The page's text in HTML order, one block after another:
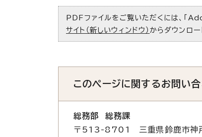
PDFファイルをご覧いただくには、「
サイト（新しいウィンドウ） からダウンロー
このページに関するお問い
総務部 総務課
〒513-8701 三重県鈴鹿市神